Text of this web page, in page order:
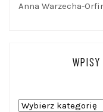
Anna Warzecha-
WPISY